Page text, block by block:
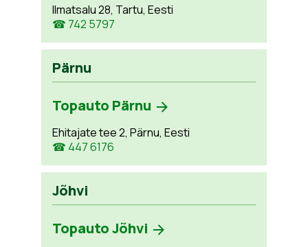
Ilmatsalu 28, Tartu, Eesti
☎ 742 5797
Pärnu
Topauto Pärnu
Ehitajate tee 2, Pärnu, Eesti
☎ 447 6176
Jõhvi
Topauto Jõhvi